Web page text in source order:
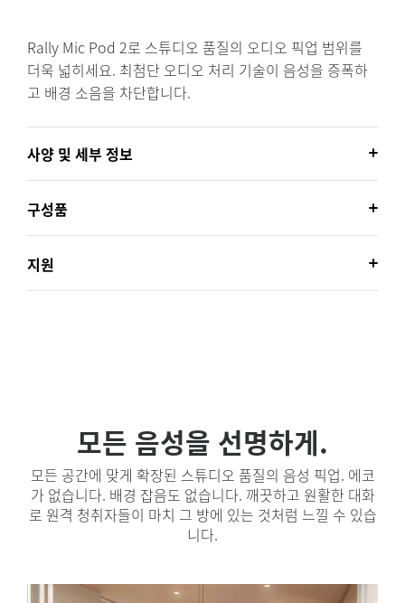
Rally Mic Pod 2로 스튜디오 품질의 오디오 픽업 범위를
더욱 넓히세요. 최첨단 오디오 처리 기술이 음성을 증폭하
고 배경 소음을 차단합니다.
사양 및 세부 정보
구성품
지원
모든 음성을 선명하게.
모든 공간에 맞게 확장된 스튜디오 품질의 음성 픽업. 에코
가 없습니다. 배경 잡음도 없습니다. 깨끗하고 원활한 대화
로 원격 청취자들이 마치 그 방에 있는 것처럼 느낄 수 있습
니다.